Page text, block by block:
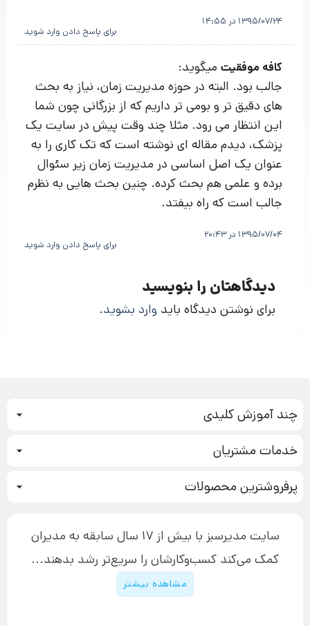
1395/07/24 در 14:55
برای پاسخ دادن وارد شوید
کافه موفقیت میگوید:
جالب بود. البته در حوزه مدیریت زمان، نیاز به بحث
های دقیق تر و بومی تر داریم که از بزرگانی چون شما
این انتظار می رود. مثلا چند وقت پیش در سایت یک
پزشک، دیدم مقاله ای نوشته است که تک کاری را به
عنوان یک اصل اساسی در مدیریت زمان زیر سئوال
برده و علمی هم بحث کرده. چنین بحث هایی به نظرم
جالب است که راه بیفتد.
1395/07/04 در 20:43
برای پاسخ دادن وارد شوید
دیدگاهتان را بنویسید
برای نوشتن دیدگاه باید وارد بشوید.
چند آموزش کلیدی
بازاریابی عصبی
تبلیغ نویسی
افزایش عملکرد
چگونه کتاب بنویسیم
دوره اینستاگرام
خدمات مشتریان
آموزش دسترسی به دانلود فایل‌ها
پیگیری سفارش
پشتیبانی
قوانین و مقررات سایت
پرفروشترین محصولاتدوره جدید سیستم سازی
سایت مدیرسبز با بیش از 17 سال سابقه به مدیران
کمک می‌کند کسب‌و‌کارشان را سریع‌تر رشد بدهند...
مشاهده بیشتر